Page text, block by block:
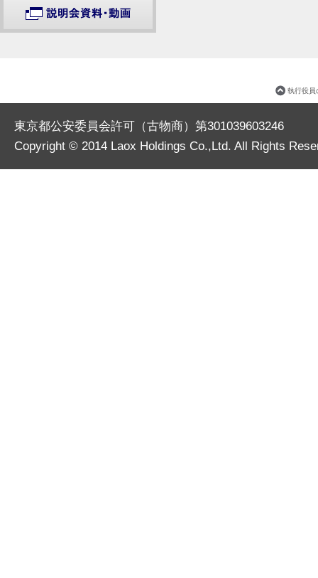
執行役員
東京都公安委員会許可（古物商）第301039603246
Copyright © 2014 Laox Holdings Co.,Ltd. All Rights